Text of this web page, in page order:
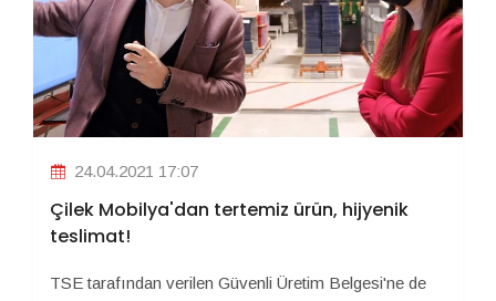
24.04.2021 17:07
Çilek Mobilya'dan tertemiz ürün, hijyenik
teslimat!
TSE tarafından verilen Güvenli Üretim Belgesi'ne de